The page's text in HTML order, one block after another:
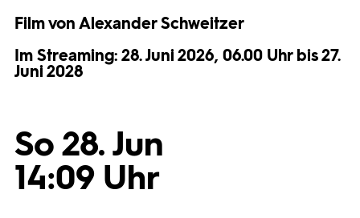
Trailer
Programmwochen
Film von Alexander Schweitzer
Im Streaming: 28. Juni 2026, 06.00 Uhr bis 27.
Juni 2028
So 28. Jun
14:09 Uhr